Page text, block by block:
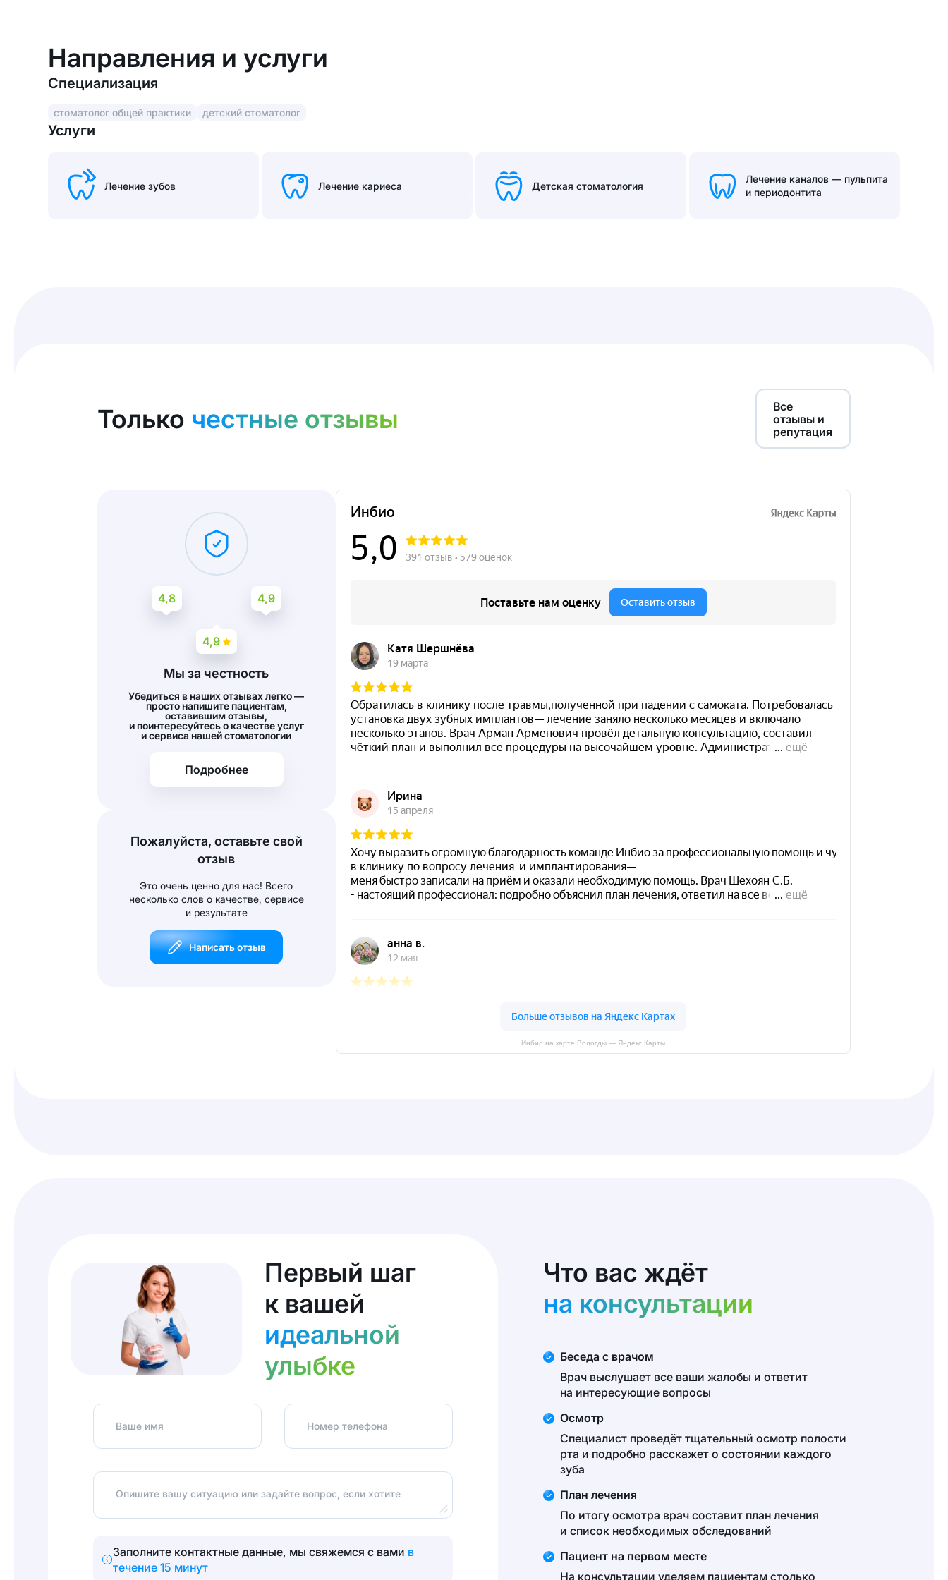
Направления и услуги
Специализация
стоматолог общей практики детский стоматолог
Услуги
Лечение зубов Лечение кариеса Детская стоматология
Лечение каналов — пульпита
и периодонтита
Только честные отзывы
Все
отзывы и
репутация
4,8 4,9
4,9
Мы за честность
Убедиться в наших отзывах легко —
просто напишите пациентам,
оставившим отзывы,
и поинтересуйтесь о качестве услуг
и сервиса нашей стоматологии
Подробнее
Пожалуйста, оставьте свой
отзыв
Это очень ценно для нас! Всего
несколько слов о качестве, сервисе
и результате
Написать отзыв
Инбио на карте Вологды — Яндекс Карты
Первый шаг
к вашей
идеальной
улыбке
Ваше имя Номер телефона
Опишите вашу ситуацию или задайте вопрос, если хотите
Заполните контактные данные, мы свяжемся с вами в
течение 15 минут
Что вас ждёт
на консультации
Беседа с врачом
Врач выслушает все ваши жалобы и ответит
на интересующие вопросы
Осмотр
Специалист проведёт тщательный осмотр полости
рта и подробно расскажет о состоянии каждого
зуба
План лечения
По итогу осмотра врач составит план лечения
и список необходимых обследований
Пациент на первом месте
На консультации уделяем пациентам столько